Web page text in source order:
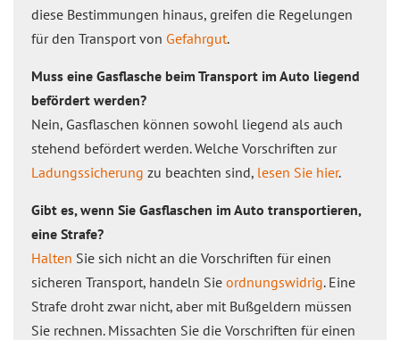
diese Bestimmungen hinaus, greifen die Regelungen
für den Transport von Gefahrgut.
Muss eine Gasflasche beim Transport im Auto liegend
befördert werden?
Nein, Gasflaschen können sowohl liegend als auch
stehend befördert werden. Welche Vorschriften zur
Ladungssicherung zu beachten sind, lesen Sie hier.
Gibt es, wenn Sie Gasflaschen im Auto transportieren,
eine Strafe?
Halten Sie sich nicht an die Vorschriften für einen
sicheren Transport, handeln Sie ordnungswidrig. Eine
Strafe droht zwar nicht, aber mit Bußgeldern müssen
Sie rechnen. Missachten Sie die Vorschriften für einen